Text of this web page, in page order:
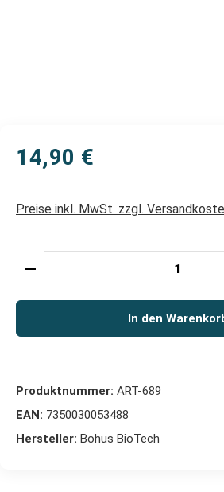
14,90 €
Preise inkl. MwSt. zzgl.
Produkt Anzahl: Gib den
In den
Produktnummer: ART-689
EAN: 7350030053488
Hersteller: Bohus BioTech